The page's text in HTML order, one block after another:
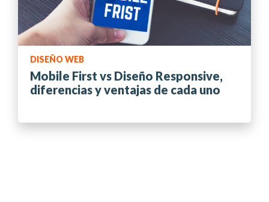
DISEÑO WEB
Mobile First vs Diseño Responsive,
diferencias y ventajas de cada uno